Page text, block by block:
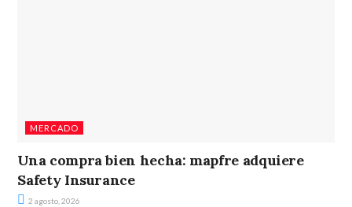
MERCADO
Una compra bien hecha: mapfre adquiere
Safety Insurance
2 agosto, 2026